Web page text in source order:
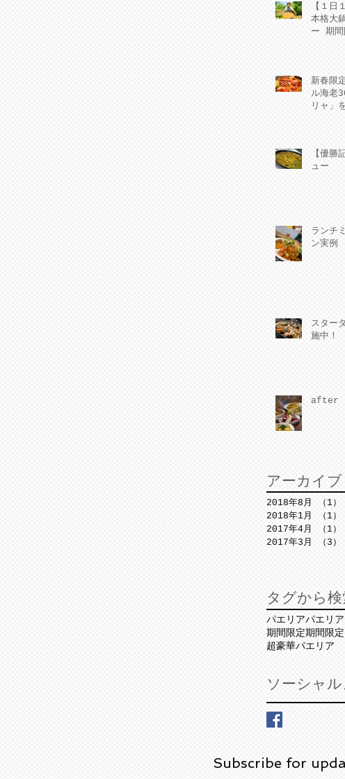
【１日
本格大
ー 期
新春限
ル海老
リャ」
【優勝
ュー
ランチ
ン実例
スター
施中！
after
アーカイブ
2018年8月 （1）
2018年1月
（1）
2017年4月
（1）
2017年3月
（3）
タグから検
パエリアパエリ
期間限定期間限
超豪華パエリア
ソーシャ
Subscribe for